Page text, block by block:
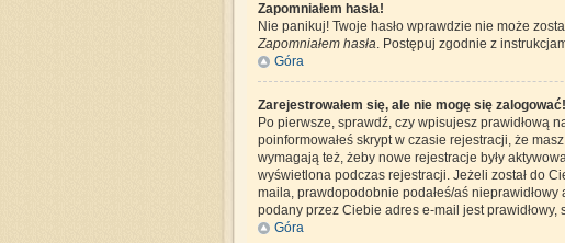
Zapomniałem hasła!
Nie panikuj! Twoje hasło wprawdzie nie może
Zapomniałem hasła. Postępuj zgodnie z
Góra
Zarejestrowałem się, ale nie mogę się zalogować!
Po pierwsze, sprawdź, czy wpisujesz prawidłową
poinformowałeś skrypt w czasie rejestracji, że
wymagają też, żeby nowe rejestracje były
wyświetlona podczas rejestracji. Jeżeli został do
maila, prawdopodobnie podałeś/aś
podany przez Ciebie adres e-mail jest
Góra